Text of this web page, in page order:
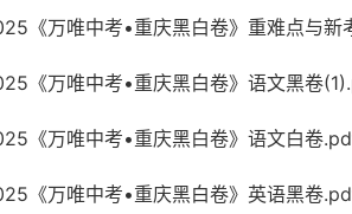
《万唯中考•重庆黑白卷》重难点与
《万唯中考•重庆黑白卷》语文黑卷
《万唯中考•重庆黑白卷》语文白卷
《万唯中考•重庆黑白卷》英语黑卷